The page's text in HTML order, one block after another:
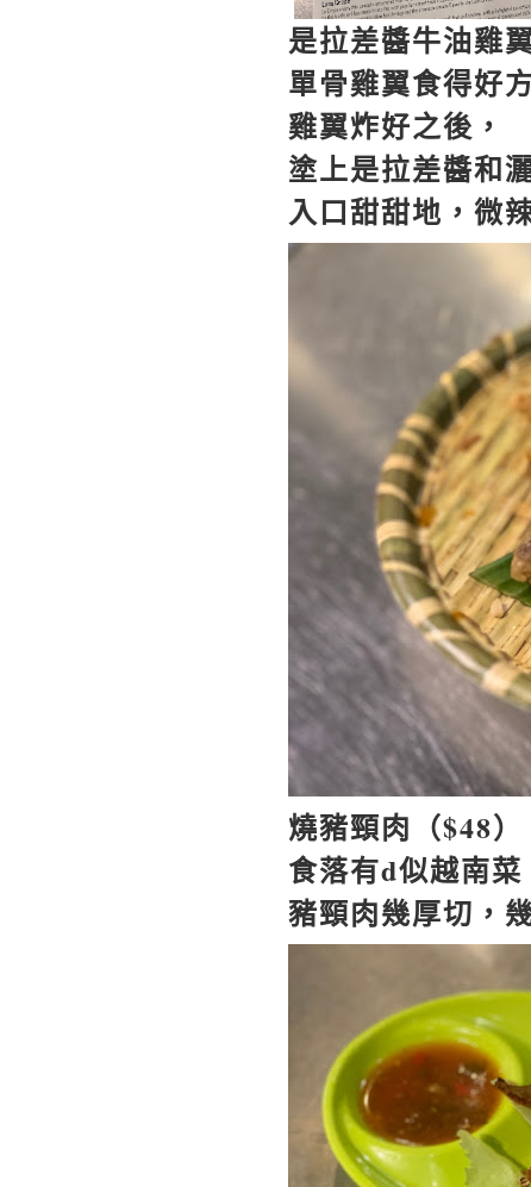
是拉差醬牛油雞
單骨雞翼食得好
雞翼炸好之後，
塗上是拉差醬和
入口甜甜地，微
燒豬頸肉（$48）
食落有d似越南菜
豬頸肉幾厚切，